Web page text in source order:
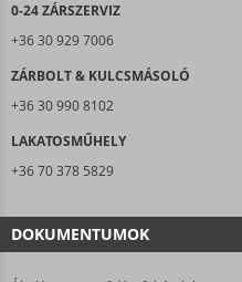
0-24 ZÁRSZERVIZ
+36 30 929 7006
ZÁRBOLT & KULCSMÁSOLÓ
+36 30 990 8102
LAKATOSMŰHELY
+36 70 378 5829
DOKUMENTUMOK